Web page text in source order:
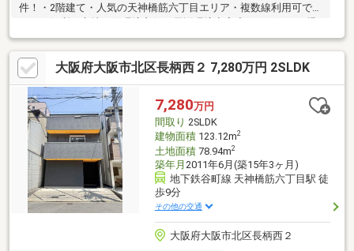
件！・2階建て・人気の天神橋筋六丁目エリア・複数線利用可でア
速に◆交渉は全力です◆‐多忙なお客様の「面倒だな」をフルサポ
ート致します‐◆「とりあえず見たい」「他社でローンをを断られ
た」「他社の物件もまとめて見てみたい」「相談だけしてみた
い」「しっかり交渉してほしい」「無駄を省きたい」等お気軽に
ご連絡下さいませ。
大阪府大阪市北区長柄西２ 7,280万円 2SLDK
7,280万円
間取り 2SLDK
建物面積123.12m2
土地面積78.94m2
築年月 2011年6月(築15年3ヶ月)
地下鉄谷町線 天神橋筋六丁目駅 徒
歩9分
その他の交通
大阪府大阪市北区長柄西２